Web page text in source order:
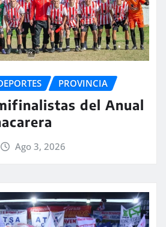
PROVINCIA
del Anual
Ago 3, 2026